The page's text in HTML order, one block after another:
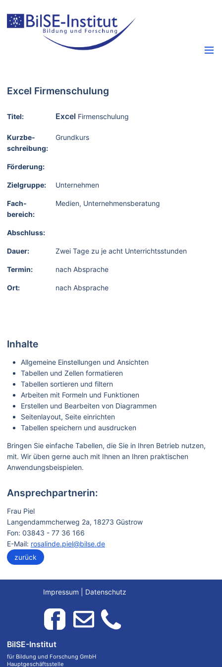
Excel Firmenschulung
Titel: Excel Firmenschulung
Kurzbe­
schreibung:
Grundkurs
Förderung:
Zielgruppe: Unternehmen
Fach­
bereich:
Medien, Unternehmensberatung
Abschluss:
Dauer: Zwei Tage zu je acht Unterrichtsstunden
Termin: nach Absprache
Ort: nach Absprache
Inhalte
Allgemeine Einstellungen und Ansichten
Tabellen und Zellen formatieren
Tabellen sortieren und filtern
Arbeiten mit Formeln und Funktionen
Erstellen und Bearbeiten von Diagrammen
Seitenlayout, Seite einrichten
Tabellen speichern und ausdrucken
Bringen Sie einfache Tabellen, die Sie in Ihren Betrieb nutzen,
mit. Wir üben gerne auch mit Ihnen an Ihren praktischen
Anwendungsbeispielen.
Ansprechpartnerin:
Frau Piel
Langendammcherweg 2a, 18273 Güstrow
Fon: 03843 - 77 36 166
E-Mail: rosalinde.piel@bilse.de
zurück
Impressum Datenschutz
BilSE-Institut
für Bildung und Forschung GmbH
Hauptgeschäftsstelle